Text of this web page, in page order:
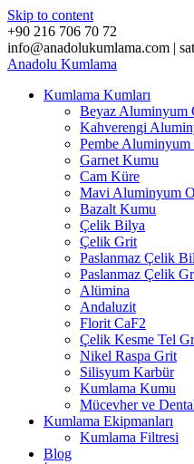
Skip to content
+90 216 706 70 72
info@anadolukumlama.com |
Anadolu Kumlama
Kumlama Kumları
Beyaz Aluminyum
Kahverengi
Pembe Aluminyum
Garnet Kumu
Cam Küre
Mavi Aluminyum
Bazalt Kumu
Çelik Bilya
Çelik Grit
Paslanmaz Çelik
Paslanmaz Çelik
Alümina
Andaluzit
Florit CaF2
Çelik Kesme Tel
Nikel Raspa Grit
Silisyum Karbür
Kumlama Kumu
Mücevher ve
Kumlama Ekipmanları
Kumlama Filtresi
Blog